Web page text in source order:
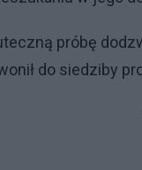
próbę
do siedziby